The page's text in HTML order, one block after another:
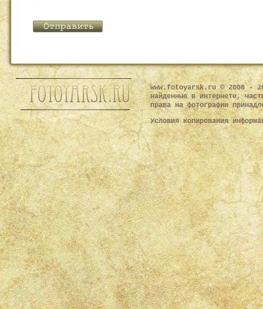
www.fotoyarsk.ru © 2008 -
найденные в интернете,
права на фотографии
Условия копирования